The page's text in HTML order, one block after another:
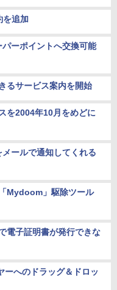
を追加
ーポイントへ交換可能
るサービス案内を開始
を2004年10月をめどに
ールで通知してくれる
Mydoom」駆除ツール
電子証明書が発行できな
へのドラッグ＆ドロッ